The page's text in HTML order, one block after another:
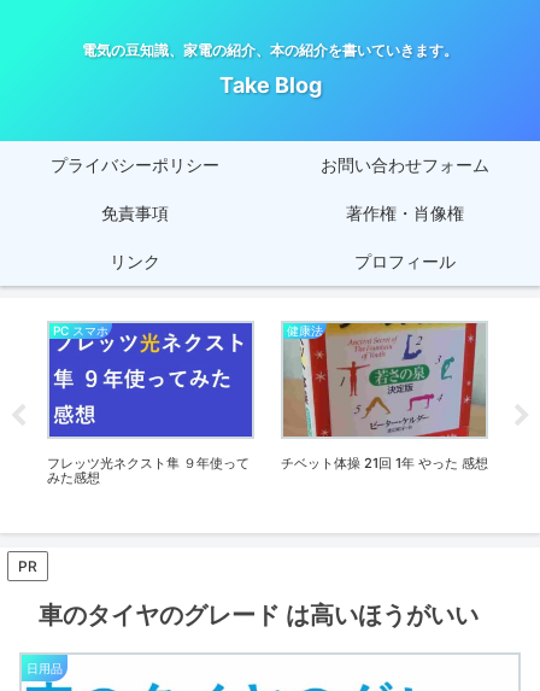
電気の豆知識、家電の紹介、本の紹介を書いていきます。
Take Blog
プライバシーポリシー お問い合わせフォーム
免責事項 著作権・肖像権
リンク プロフィール
PC スマホ
フレッツ光ネクスト隼 ９年使って
みた感想
健康法
チベット体操 21回 1年 やった 感想
PR
車のタイヤのグレード は高いほうがいい
日用品